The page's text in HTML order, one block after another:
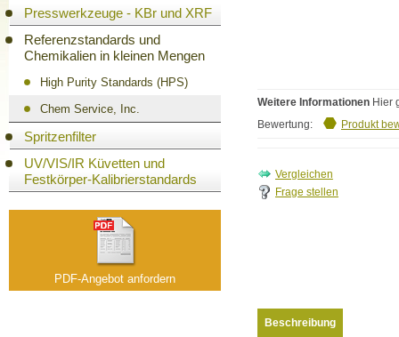
Presswerkzeuge - KBr und XRF
Referenzstandards und
Chemikalien in kleinen Mengen
High Purity Standards (HPS)
Chem Service, Inc.
Spritzenfilter
UV/VIS/IR Küvetten und
Festkörper-Kalibrierstandards
PDF-Angebot anfordern
Weitere Informationen Hier
Bewertung:
Produkt
Frage stellen
Beschreibung